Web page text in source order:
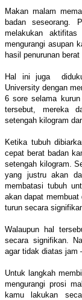
Makan malam
badan seseorang.
melakukan
mengurangi asupan
hasil penurunan
Hal ini juga
University dengan
6 sore selama
tersebut, mereka
setengah kilogram
Ketika tubuh
cepat berat badan
setengah kilogram.
yang justru akan
membatasi tubuh
akan dapat membuat
turun secara
Walaupun hal
secara signifikan.
agar tidak diatas jam
Untuk langkah
mengurangi prosi
kamu lakukan